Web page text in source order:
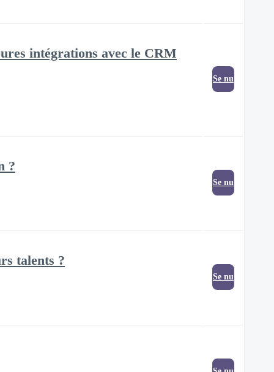
intégrations avec le CRM
Se nu
?
Se nu
talents ?
Se nu